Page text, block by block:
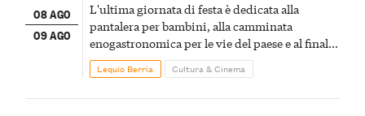
08 AGO
09 AGO
L'ultima giornata di festa è dedicata alla
pantalera per bambini, alla camminata
enogastronomica per le vie del paese e al finale
pirotecnico
Lequio Berria Cultura & Cinema